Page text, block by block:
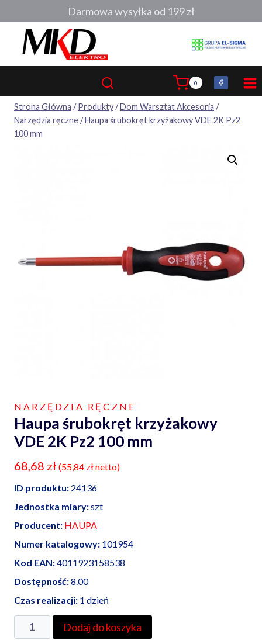
do
0
Strona Główna / Produkty/Dom Warsztat Akcesoria /
Narzędzia ręczne/Haupa śrubokręt krzyżakowy VDE 2K Pz2
100 mm
NARZĘDZIA RĘCZNE
Haupa śrubokręt krzyżakowy
VDE 2K Pz2 100 mm
68,68 zł (55,84 złnetto)
ID produktu: 24136
Jednostka miary:szt
Producent: HAUPA
Numer katalogowy: 101954
Kod EAN:4011923158538
Dostępność:8.00
Czas realizacji: 1 dzień
ilość
Haupa
Dodaj do koszyka
Darmowa wysyłka od 199 zł